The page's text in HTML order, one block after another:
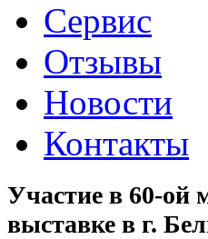
Сервис
Отзывы
Новости
Контакты
Участие в 60-ой
выставке в г.